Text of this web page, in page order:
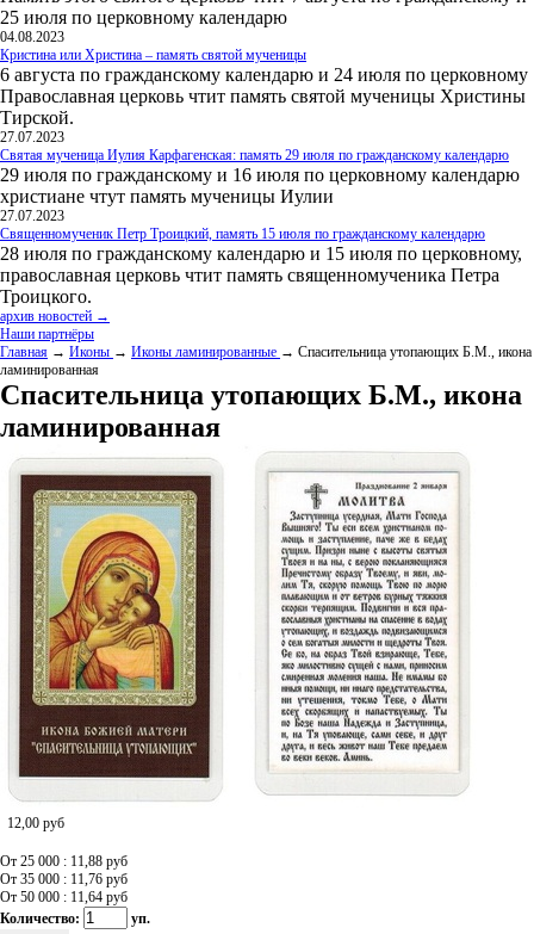
25 июля по церковному календарю
04.08.2023
Кристина или Христина – память святой мученицы
6 августа по гражданскому календарю и 24 июля по церковному
Православная церковь чтит память святой мученицы Христины
Тирской.
27.07.2023
Святая мученица Иулия Карфагенская: память 29 июля по гражданскому календарю
29 июля по гражданскому и 16 июля по церковному календарю
христиане чтут память мученицы Иулии
27.07.2023
Священномученик Петр Троицкий, память 15 июля по гражданскому календарю
28 июля по гражданскому календарю и 15 июля по церковному,
православная церковь чтит память священномученика Петра
Троицкого.
архив новостей →
Наши партнёры
Главная → Иконы → Иконы ламинированные → Спасительница утопающих Б.М., икона
ламинированная
Спасительница утопающих Б.М., икона
ламинированная
12,00 руб
От 25 000 : 11,88 руб
От 35 000 : 11,76 руб
От 50 000 : 11,64 руб
Количество:
уп.